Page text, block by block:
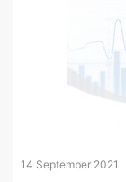
14 September 2021